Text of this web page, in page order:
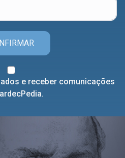
e receber comunicações